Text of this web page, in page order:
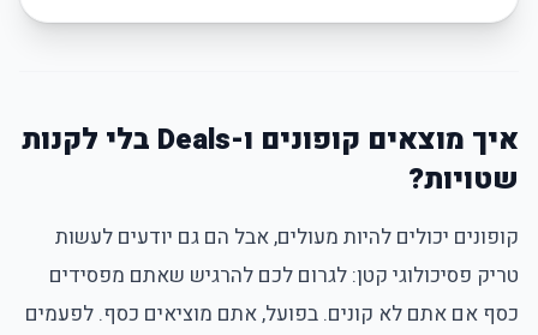
איך מוצאים קופונים ו-Deals בלי לקנות
שטויות?
קופונים יכולים להיות מעולים, אבל הם גם יודעים לעשות
טריק פסיכולוגי קטן: לגרום לכם להרגיש שאתם מפסידים
כסף אם אתם לא קונים. בפועל, אתם מוציאים כסף. לפעמים